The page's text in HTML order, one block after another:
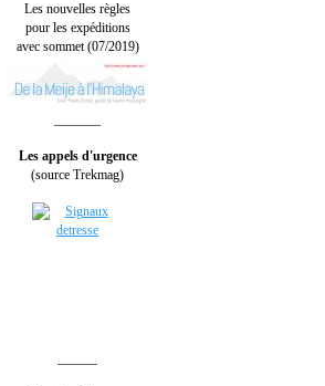
Les nouvelles règles
pour les expéditions
avec sommet (07/2019)
Les appels d'urgence
(source Trekmag)